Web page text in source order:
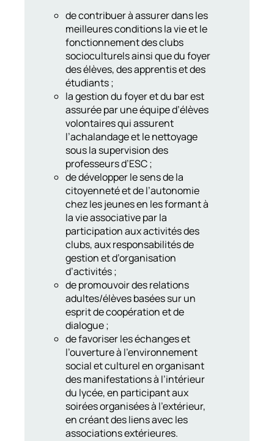
de contribuer à assurer dans les
meilleures conditions la vie et le
fonctionnement des clubs
socioculturels ainsi que du foyer
des élèves, des apprentis et des
étudiants ;
la gestion du foyer et du bar est
assurée par une équipe d’élèves
volontaires qui assurent
l’achalandage et le nettoyage
sous la supervision des
professeurs d’ESC ;
de développer le sens de la
citoyenneté et de l’autonomie
chez les jeunes en les formant à
la vie associative par la
participation aux activités des
clubs, aux responsabilités de
gestion et d’organisation
d’activités ;
de promouvoir des relations
adultes/élèves basées sur un
esprit de coopération et de
dialogue ;
de favoriser les échanges et
l’ouverture à l’environnement
social et culturel en organisant
des manifestations à l’intérieur
du lycée, en participant aux
soirées organisées à l’extérieur,
en créant des liens avec les
associations extérieures.